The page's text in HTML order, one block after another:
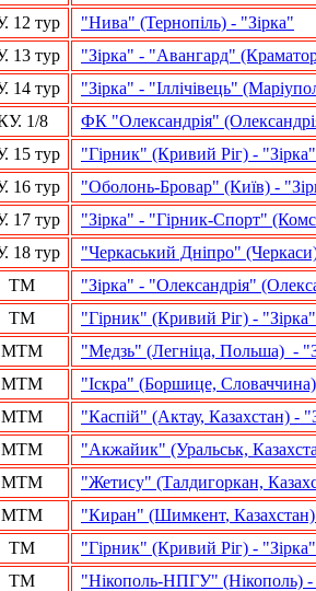
12 тур
"Нива" (Тернопіль) - "Зірка"
13 тур
"Зірка" - "Авангард"
14 тур
"Зірка" - "Іллічівець"
1/8
ФК "Олександрія"
15 тур
"Гірник" (Кривий Ріг) - "Зірка"
16 тур
"Оболонь-Бровар" (Київ) -
17 тур
"Зірка" - "Гірник-Спорт"
18 тур
"Черкаський Дніпро"
ТМ
"Зірка" - "Олександрія"
ТМ
"Гірник" (Кривий Ріг) - "Зірка"
МТМ
"Медзь" (Легніца, Польша) -
МТМ
"Іскра" (Боршице,
МТМ
"Каспій" (Актау, Казахстан) -
МТМ
"Акжайик" (Уральськ,
МТМ
"Жетису" (Талдигоркан,
МТМ "Киран" (Шимкент,
ТМ "Гірник" (Кривий Ріг) - "Зірка"
ТМ "Нікополь-НПГУ" (Нікополь) -